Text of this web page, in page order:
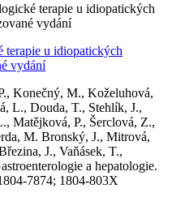
terapie u idiopatických
vydání
terapie u idiopatických
vydání
Konečný, M., Koželuhová,
L., Douda, T., Stehlík, J.,
Matějková, P., Šerclová, Z.,
M. Bronský, J., Mitrová,
J., Vaňásek, T.,
a hepatologie.
7874; 1804-803X